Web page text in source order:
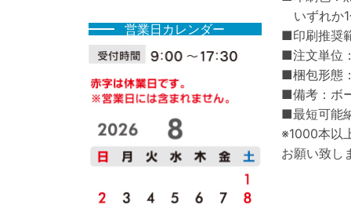
いずれか
■印刷推奨
■注文単位
■梱包形態
■備考：ボ
■最短可能
※1000本以
お願い致し
営業⽇カレンダー